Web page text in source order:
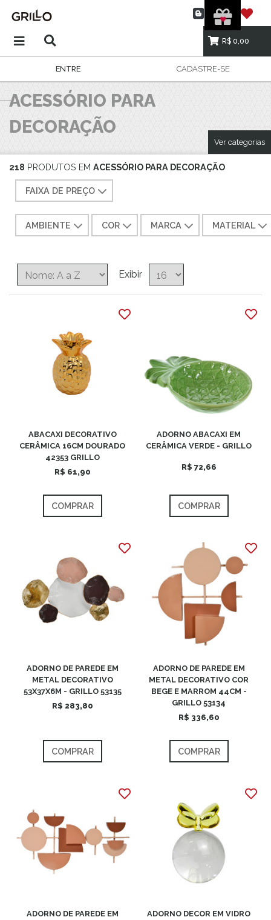
R$ 0,00
ENTRE CADASTRE-SE
ACESSÓRIO PARA
DECORAÇÃO
Ver categorias
218 PRODUTOS EM ACESSÓRIO PARA DECORAÇÃO
FAIXA DE PREÇO
AMBIENTE COR MARCA MATERIAL
Exibir
ABACAXI DECORATIVO
CERÂMICA 16CM DOURADO
42353 GRILLO
R$ 61,90
COMPRAR
ADORNO ABACAXI EM
CERÂMICA VERDE - GRILLO
R$ 72,66
COMPRAR
ADORNO DE PAREDE EM
METAL DECORATIVO
53X37X6M - GRILLO 53135
R$ 283,80
COMPRAR
ADORNO DE PAREDE EM
METAL DECORATIVO COR
BEGE E MARROM 44CM -
GRILLO 53134
R$ 336,60
COMPRAR
ADORNO DE PAREDE EM
ADORNO DECOR EM VIDRO